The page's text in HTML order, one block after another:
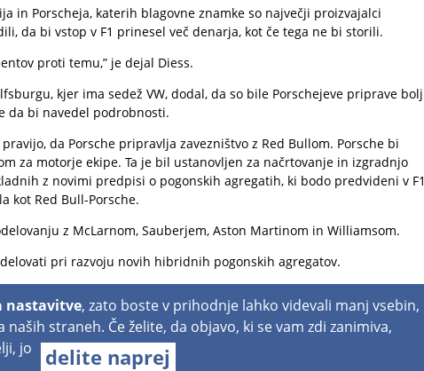
in Porscheja, katerih blagovne znamke so največji proizvajalci
da bi vstop v F1 prinesel več denarja, kot če tega ne bi storili.
proti temu,” je dejal Diess.
kjer ima sedež VW, dodal, da so bile Porschejeve priprave bolj
da bi navedel podrobnosti.
da Porsche pripravlja zavezništvo z Red Bullom. Porsche bi
za motorje ekipe. Ta je bil ustanovljen za načrtovanje in izgradnjo
z novimi predpisi o pogonskih agregatih, ki bodo predvideni v F1
kot Red Bull-Porsche.
z McLarnom, Sauberjem, Aston Martinom in Williamsom.
pri razvoju novih hibridnih pogonskih agregatov.
nastavitve, zato boste v prihodnje lahko videvali manj vsebin,
naših straneh. Če želite, da objavo, ki se vam zdi zanimiva,
jo
delite naprej